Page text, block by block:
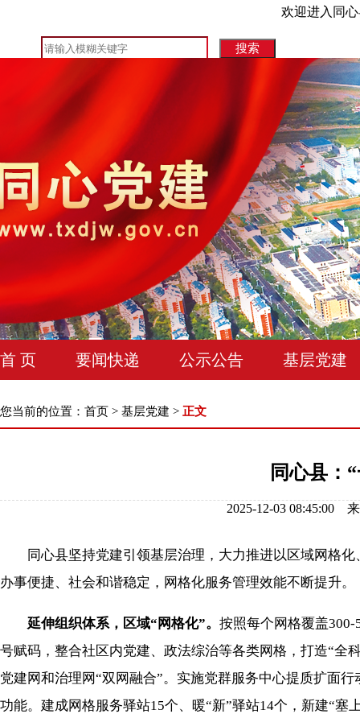
欢迎进入同
首 页 要闻快递 公示公告 基层党建
您当前的位置： 首页 > 基层党建 > 正文
同心县：
2025-12-03 08:45:00
同心县坚持党建引领基层治理，大力推进以区域网格化
办事便捷、社会和谐稳定，网格化服务管理效能不断提升。
延伸组织体系，区域“网格化”。 按照每个网格覆盖
号赋码，整合社区内党建、政法综治等各类网格，打造“全
党建网和治理网“双网融合”。实施党群服务中心提质扩面
功能。建成网格服务驿站15个、暖“新”驿站14个，新建“